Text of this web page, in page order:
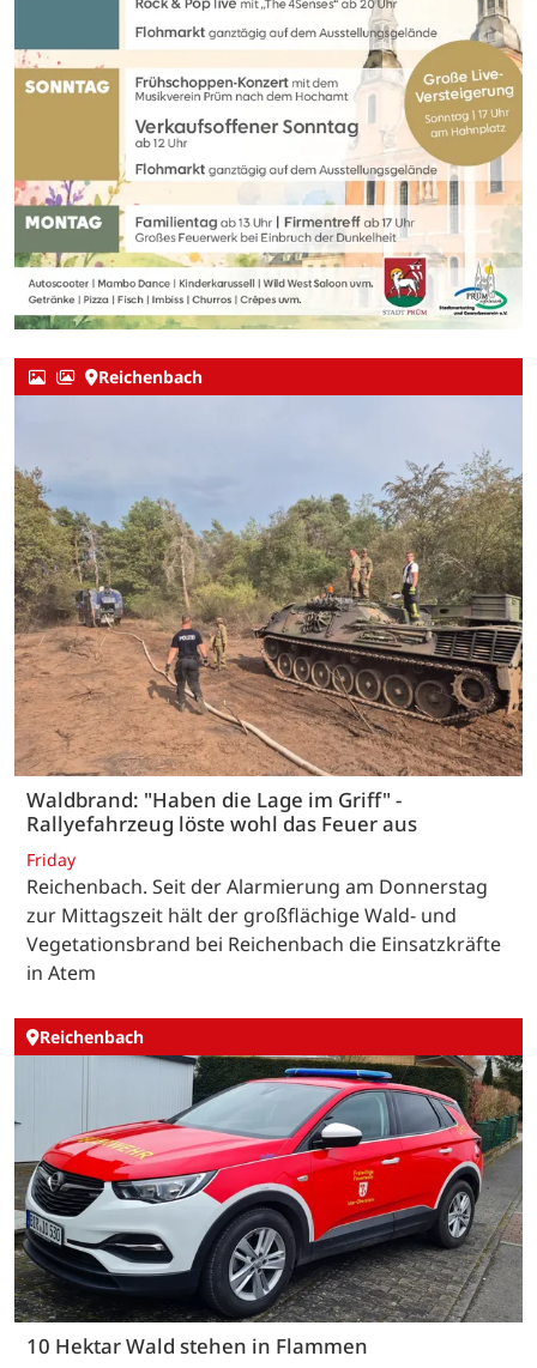
Reichenbach
Waldbrand: "Haben die Lage im Griff" -
Rallyefahrzeug löste wohl das Feuer aus
Friday
Reichenbach. Seit der Alarmierung am Donnerstag
zur Mittagszeit hält der großflächige Wald- und
Vegetationsbrand bei Reichenbach die Einsatzkräfte
in Atem
Reichenbach
10 Hektar Wald stehen in Flammen